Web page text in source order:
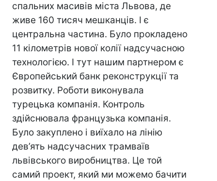
спальних масивів міста Львова, де
живе 160 тисяч мешканців. І є
центральна частина. Було прокладено
11 кілометрів нової колії надсучасною
технологією. І тут нашим партнером є
Європейський банк реконструкції та
розвитку. Роботи виконувала
турецька компанія. Контроль
здійснювала французька компанія.
Було закуплено і виїхало на лінію
дев’ять надсучасних трамваїв
львівського виробництва. Це той
самий проект, який ми можемо бачити